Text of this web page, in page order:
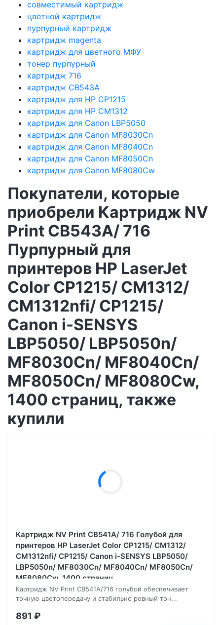
совместимый картридж
цветной картридж
пурпурный картридж
картридж magenta
картридж для цветного МФУ
тонер пурпурный
картридж 716
картридж CB543A
картридж для HP CP1215
картридж для HP CM1312
картридж для Canon LBP5050
картридж для Canon MF8030Cn
картридж для Canon MF8040Cn
картридж для Canon MF8050Cn
картридж для Canon MF8080Cw
Покупатели, которые
приобрели Картридж NV
Print CB543A/ 716
Пурпурный для
принтеров HP LaserJet
Color CP1215/ CM1312/
CM1312nfi/ CP1215/
Canon i-SENSYS
LBP5050/ LBP5050n/
MF8030Cn/ MF8040Cn/
MF8050Cn/ MF8080Cw,
1400 страниц, также
купили
Картридж NV Print CB541A/ 716 Голубой для
принтеров HP LaserJet Color CP1215/ CM1312/
CM1312nfi/ CP1215/ Canon i-SENSYS LBP5050/
LBP5050n/ MF8030Cn/ MF8040Cn/ MF8050Cn/
MF8080Cw, 1400 страниц
Картридж NV Print CB541A/716 голубой обеспечивает
точную цветопередачу и стабильно ровный тон...
891 ₽